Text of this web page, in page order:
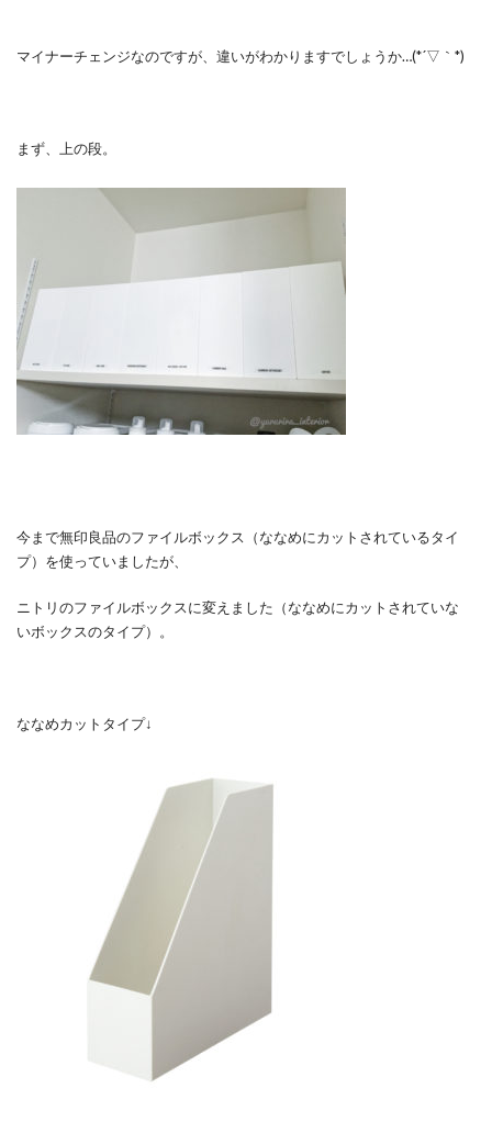
マイナーチェンジなのですが、違いがわかりますでしょうか…(*´▽｀*)
まず、上の段。
今まで無印良品のファイルボックス（ななめにカットされているタイ
プ）を使っていましたが、
ニトリのファイルボックスに変えました（ななめにカットされていな
いボックスのタイプ）。
ななめカットタイプ↓